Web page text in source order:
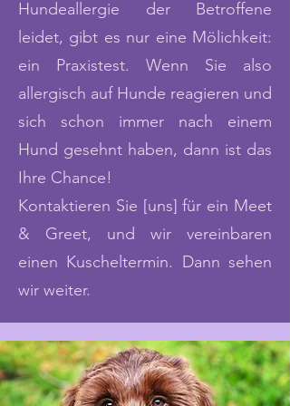
Hundeallergie der Betroffene
leidet, gibt es nur eine Mölichkeit:
ein Praxistest. Wenn Sie also
allergisch auf Hunde reagieren und
sich schon immer nach einem
Hund gesehnt haben, dann ist das
Ihre Chance!
Kontaktieren Sie [uns] für ein Meet
& Greet, und wir vereinbaren
einen Kuscheltermin. Dann sehen
wir weiter.